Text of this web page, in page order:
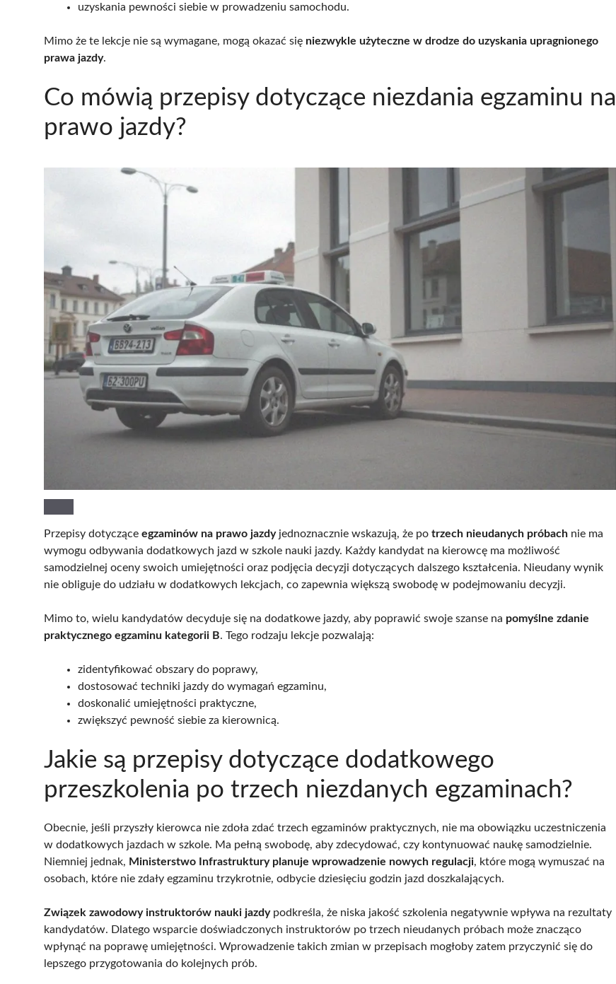
uzyskania pewności siebie w prowadzeniu samochodu.
Mimo że te lekcje nie są wymagane, mogą okazać się niezwykle użyteczne w drodze do uzyskania upragnionego
prawa jazdy.
Co mówią przepisy dotyczące niezdania egzaminu na
prawo jazdy?
Przepisy dotyczące egzaminów na prawo jazdyjednoznacznie wskazują, że po trzech nieudanych próbach nie ma
wymogu odbywania dodatkowych jazd w szkole nauki jazdy. Każdy kandydat na kierowcę ma możliwość
samodzielnej oceny swoich umiejętności oraz podjęcia decyzji dotyczących dalszego kształcenia. Nieudany wynik
nie obliguje do udziału w dodatkowych lekcjach, co zapewnia większą swobodę w podejmowaniu decyzji.
Mimo to, wielu kandydatów decyduje się na dodatkowe jazdy, aby poprawić swoje szanse na pomyślne zdanie
praktycznego egzaminu kategorii B. Tego rodzaju lekcje pozwalają:
zidentyfikować obszary do poprawy,
dostosować techniki jazdy do wymagań egzaminu,
doskonalić umiejętności praktyczne,
zwiększyć pewność siebie za kierownicą.
Jakie są przepisy dotyczące dodatkowego
przeszkolenia po trzech niezdanych egzaminach?
Obecnie, jeśli przyszły kierowca nie zdoła zdać trzech egzaminów praktycznych, nie ma obowiązku uczestniczenia
w dodatkowych jazdach w szkole. Ma pełną swobodę, aby zdecydować, czy kontynuować naukę samodzielnie.
Niemniej jednak, Ministerstwo Infrastruktury planuje wprowadzenie nowych regulacji, które mogą wymuszać na
osobach, które nie zdały egzaminu trzykrotnie, odbycie dziesięciu godzin jazd doszkalających.
Związek zawodowy instruktorów nauki jazdypodkreśla, że niska jakość szkolenia negatywnie wpływa na rezultaty
kandydatów. Dlatego wsparcie doświadczonych instruktorów po trzech nieudanych próbach może znacząco
wpłynąć na poprawę umiejętności. Wprowadzenie takich zmian w przepisach mogłoby zatem przyczynić się do
lepszego przygotowania do kolejnych prób.